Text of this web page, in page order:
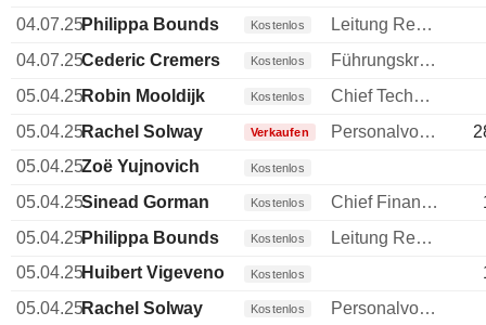
04.07.25Philippa Bounds Kostenlos
Leitung Rechtsabteilung
04.07.25Cederic Cremers Kostenlos
Führungskraft / leitender Angestellter
05.04.25Robin Mooldijk Kostenlos
Chief Technology Officer (CTO)
05.04.25Rachel Solway Verkaufen Personalvorstand
05.04.25Zoë Yujnovich Kostenlos
05.04.25Sinead Gorman Kostenlos Chief Financial Officer (CFO)
05.04.25Philippa Bounds Kostenlos
Leitung Rechtsabteilung
05.04.25Huibert Vigeveno Kostenlos
05.04.25Rachel Solway Kostenlos
Personalvorstand